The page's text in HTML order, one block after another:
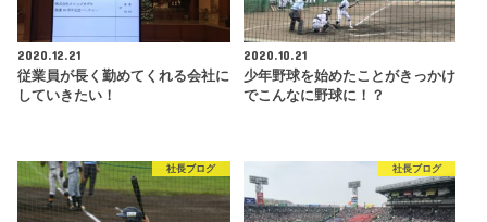
2020.12.21
従業員が長く勤めてくれる会社に
していきたい！
2020.10.21
少年野球を始めたことがきっかけ
でこんなに野球に！？
社長ブログ 社長ブログ